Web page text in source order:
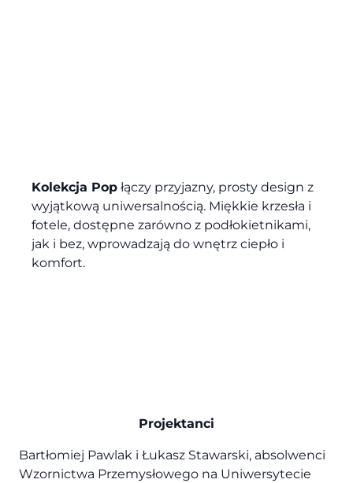
Kolekcja Pop łączy przyjazny, prosty design z
wyjątkową uniwersalnością. Miękkie krzesła i
fotele, dostępne zarówno z podłokietnikami,
jak i bez, wprowadzają do wnętrz ciepło i
komfort.
Projektanci
Bartłomiej Pawlak i Łukasz Stawarski, absolwenci
Wzornictwa Przemysłowego na Uniwersytecie